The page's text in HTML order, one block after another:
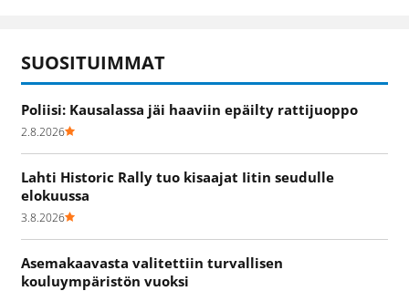
SUOSITUIMMAT
Poliisi: Kausalassa jäi haaviin epäilty rattijuoppo
2.8.2026
Lahti Historic Rally tuo kisaajat Iitin seudulle
elokuussa
3.8.2026
Asemakaavasta valitettiin turvallisen
kouluympäristön vuoksi